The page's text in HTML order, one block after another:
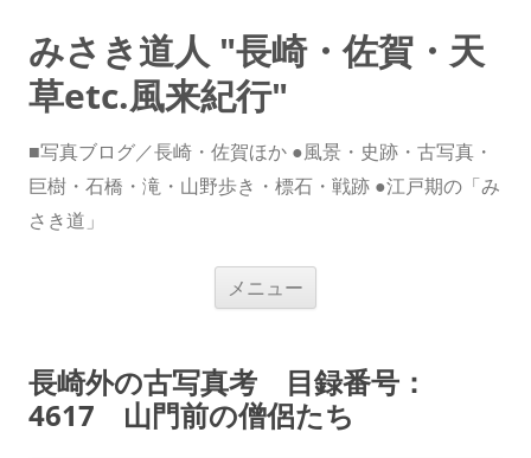
みさき道人 "長崎・佐賀・天
草etc.風来紀行"
■写真ブログ／長崎・佐賀ほか ●風景・史跡・古写真・
巨樹・石橋・滝・山野歩き・標石・戦跡 ●江戸期の「み
さき道」
メニュー
ス
キ
ッ
プ
長崎外の古写真考 目録番号：
4617 山門前の僧侶たち